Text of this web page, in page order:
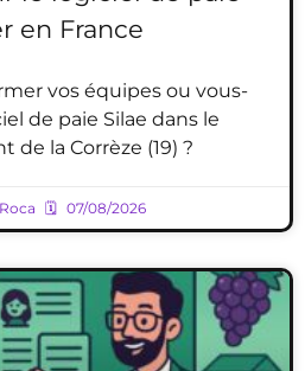
en France
vos équipes ou vous-
de paie Silae dans le
de la Corrèze (19) ?
07/08/2026